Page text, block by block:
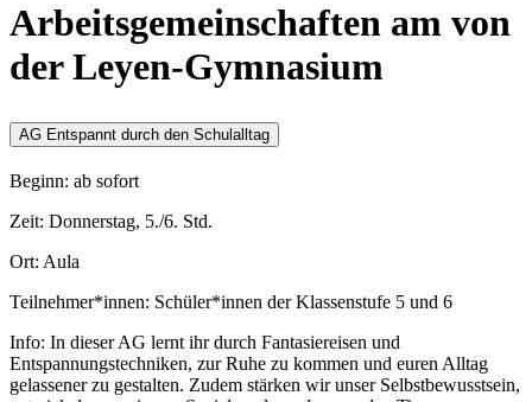
Arbeitsgemeinschaften am von
der Leyen-Gymnasium
AG Entspannt durch den Schulalltag
Beginn: ab sofort
Zeit: Donnerstag, 5./6. Std.
Ort: Aula
Teilnehmer*innen: Schüler*innen der Klassenstufe 5 und 6
Info: In dieser AG lernt ihr durch Fantasiereisen und
Entspannungstechniken, zur Ruhe zu kommen und euren Alltag
gelassener zu gestalten. Zudem stärken wir unser Selbstbewusstsein,